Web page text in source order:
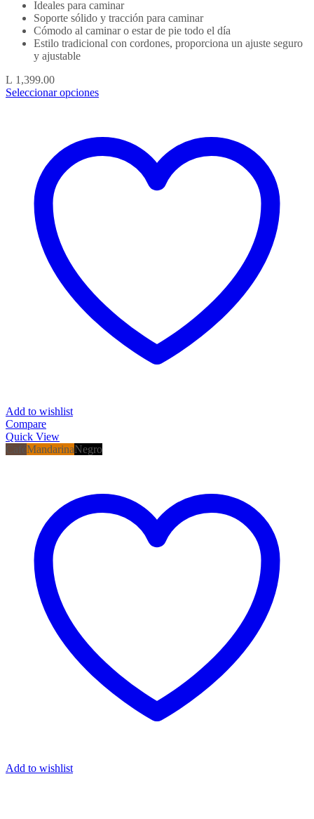
Ideales para caminar
Soporte sólido y tracción para caminar
Cómodo al caminar o estar de pie todo el día
Estilo tradicional con cordones, proporciona un ajuste seguro
y ajustable
L 1,399.00
Seleccionar opciones
Add to wishlist
Compare
Quick View
CaféMandarinaNegro
Add to wishlist